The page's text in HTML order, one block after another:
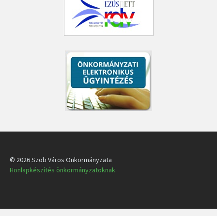
© 2026 Szob Város Önkormányzata
Honlapkészítés önkormányzatoknak